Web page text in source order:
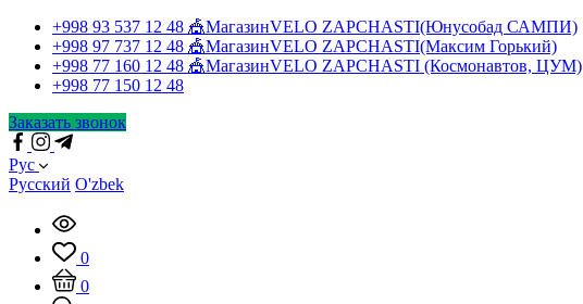
+998 93 537 12 48 🎪МагазинVELO ZAPCHASTI(Юнусобад САМПИ)
+998 97 737 12 48 🎪МагазинVELO ZAPCHASTI(Максим Горький)
+998 77 160 12 48 🎪МагазинVELO ZAPCHASTI (Космонавтов, ЦУМ)
+998 77 150 12 48
Заказать звонок
Рус
Русский O'zbek
0
0